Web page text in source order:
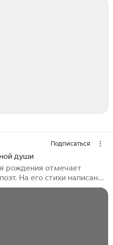
Подписаться
души
рождения отмечает
На его стихи написана
Их знают как